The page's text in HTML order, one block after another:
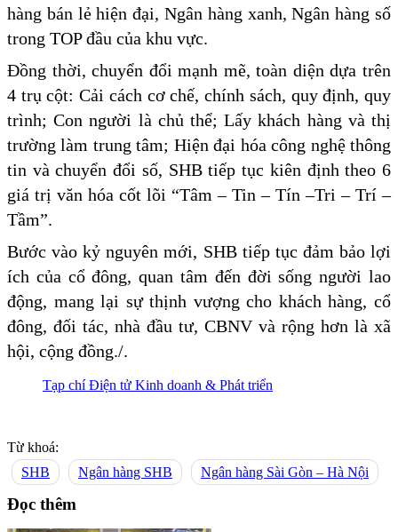
hàng bán lẻ hiện đại, Ngân hàng xanh, Ngân hàng số
trong TOP đầu của khu vực.
Đồng thời, chuyển đổi mạnh mẽ, toàn diện dựa trên
4 trụ cột: Cải cách cơ chế, chính sách, quy định, quy
trình; Con người là chủ thể; Lấy khách hàng và thị
trường làm trung tâm; Hiện đại hóa công nghệ thông
tin và chuyển đổi số, SHB tiếp tục kiên định theo 6
giá trị văn hóa cốt lõi “Tâm – Tin – Tín –Tri – Trí –
Tầm”.
Bước vào kỷ nguyên mới, SHB tiếp tục đảm bảo lợi
ích của cổ đông, quan tâm đến đời sống người lao
động, mang lại sự thịnh vượng cho khách hàng, cổ
đông, đối tác, nhà đầu tư, CBNV và rộng hơn là xã
hội, cộng đồng./.
Tạp chí Điện tử Kinh doanh & Phát triển
Từ khoá:
SHB
Ngân hàng SHB Ngân hàng Sài Gòn – Hà Nội
Đọc thêm